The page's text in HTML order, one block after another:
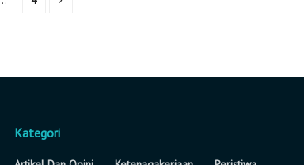
Kategori